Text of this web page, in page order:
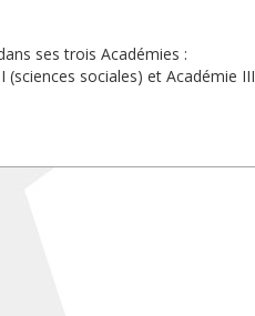
ses trois Académies :
sociales) et Académie III